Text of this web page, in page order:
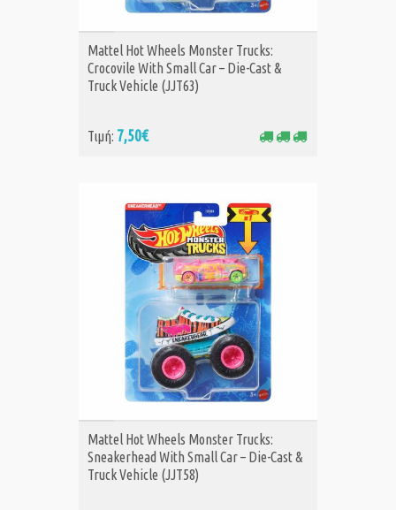
ΑΓΟΡΑ
Mattel Hot Wheels Monster Trucks:
Crocovile With Small Car – Die-Cast &
Truck Vehicle (JJT63)
Τιμή: 7,50€
ΑΓΟΡΑ
Mattel Hot Wheels Monster Trucks:
Sneakerhead With Small Car – Die-Cast &
Truck Vehicle (JJT58)